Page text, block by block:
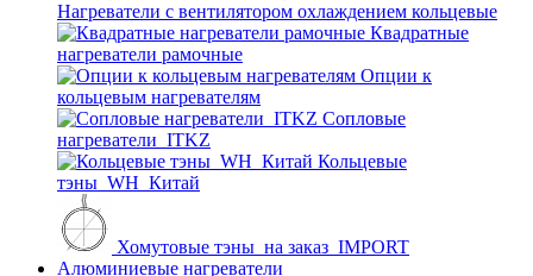
Нагреватели с вентилятором охлаждением кольцевые
Квадратные
нагреватели рамочные
Опции к
кольцевым нагревателям
Cопловые
нагреватели_ITKZ
Кольцевые
тэны_WH_Китай
Хомутовые тэны_на заказ_IMPORT
Алюминиевые нагреватели